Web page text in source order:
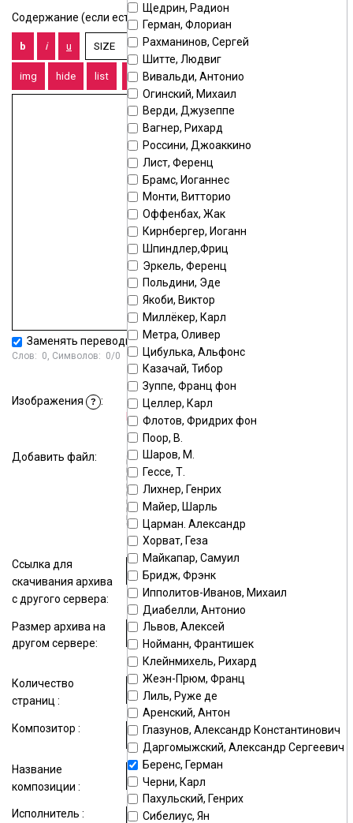
Щедрин, Радион
Герман, Флориан
Рахманинов, Сергей
Шитте, Людвиг
Вивальди, Антонио
Огинский, Михаил
Верди, Джузеппе
Вагнер, Рихард
Россини, Джоаккино
Лист, Ференц
Брамс, Иоганнес
Монти, Витторио
Оффенбах, Жак
Кирнбергер, Иоганн
Шпиндлер,Фриц
Эркель, Ференц
Польдини, Эде
Якоби, Виктор
Миллёкер, Карл
Метра, Оливер
Цибулька, Альфонс
Казачай, Тибор
Зуппе, Франц фон
Целлер, Карл
Флотов, Фридрих фон
Поор, В.
Шаров, М.
Гессе, Т.
Лихнер, Генрих
Майер, Шарль
Царман. Александр
Хорват, Геза
Майкапар, Самуил
Бридж, Фрэнк
Ипполитов-Иванов, Михаил
Диабелли, Антонио
Львов, Алексей
Нойманн, Франтишек
Клейнмихель, Рихард
Жеэн-Прюм, Франц
Лиль, Руже де
Аренский, Антон
Глазунов, Александр Константинович
Даргомыжский, Александр Сергеевич
Беренс, Герман
Черни, Карл
Пахульский, Генрих
Сибелиус, Ян
Содержание (если есть):
Заменять переводы строк тегом<BR>
Слов: 0, Символов: 0/0
Изображения ? : Стандартный загрузчик
Мультизагрузчик
Добавить файл:
Выберите или перетащите файл в это
Максимальный размер файла —
Ссылка для
скачивания архива
с другого сервера:
Размер архива на
другом сервере:
Количество
страниц :
Композитор :
Название
композиции :
Исполнитель :